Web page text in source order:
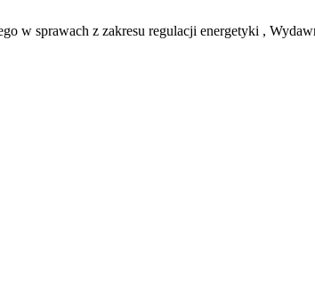
w sprawach z zakresu regulacji energetyki ,